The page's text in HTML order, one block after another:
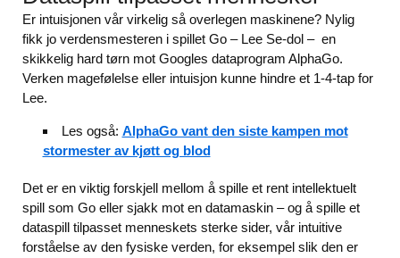
Er intuisjonen vår virkelig så overlegen maskinene? Nylig
fikk jo verdensmesteren i spillet Go – Lee Se-dol – en
skikkelig hard tørn mot Googles dataprogram AlphaGo.
Verken magefølelse eller intuisjon kunne hindre et 1-4-tap for
Lee.
Les også: AlphaGo vant den siste kampen mot
stormester av kjøtt og blod
Det er en viktig forskjell mellom å spille et rent intellektuelt
spill som Go eller sjakk mot en datamaskin – og å spille et
dataspill tilpasset menneskets sterke sider, vår intuitive
forståelse av den fysiske verden, for eksempel slik den er